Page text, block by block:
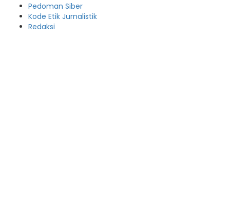
Pedoman Siber
Kode Etik Jurnalistik
Redaksi